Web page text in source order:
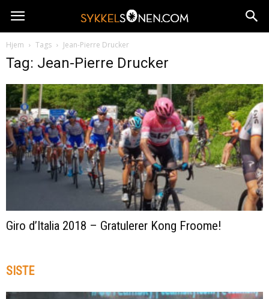
Hjem Tags Jean-Pierre Drucker
Tag: Jean-Pierre Drucker
Giro d’Italia 2018 – Gratulerer Kong Froome!
SISTE